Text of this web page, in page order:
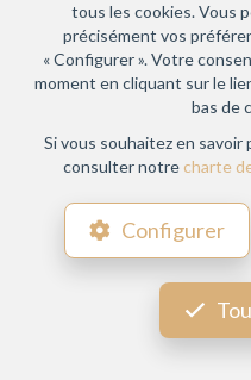
tous les cookies. Vous
précisément vos
« Configurer ». Votre
moment en cliquant sur le
bas de
Si vous souhaitez en savoir
consulter notre charte
Configurer